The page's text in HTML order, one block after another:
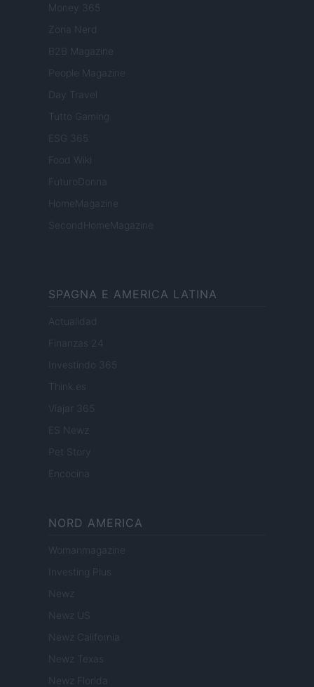
Money 365
Zona Nerd
B2B Magazine
People Magazine
Day Travel
Tutto Gaming
ESG 365
Food Wiki
FuturoDonna
HomeMagazine
SecondHomeMagazine
SPAGNA E AMERICA LATINA
Actualidad
Finanzas 24
Investindo 365
Think.es
Viajar 365
ES Newz
Encocina
NORD AMERICA
Womanmagazine
Investing Plus
Newz
Newz US
Newz California
Newz Texas
Newz Florida